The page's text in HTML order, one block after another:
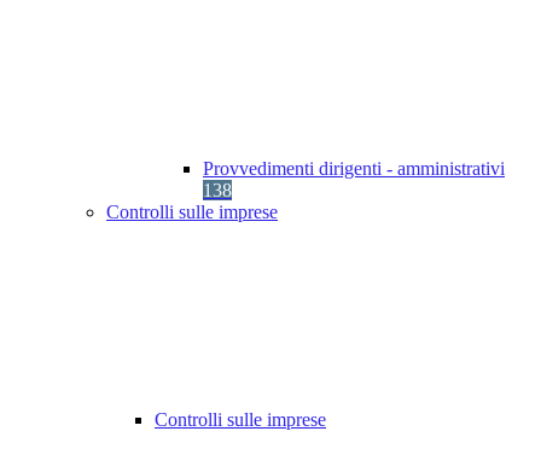
Provvedimenti dirigenti - amministrativi
138
Controlli sulle imprese
Controlli sulle imprese